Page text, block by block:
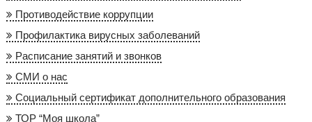
Противодействие коррупции
Профилактика вирусных заболеваний
Расписание занятий и звонков
СМИ о нас
Социальный сертификат дополнительного образования
ТОР “Моя школа”